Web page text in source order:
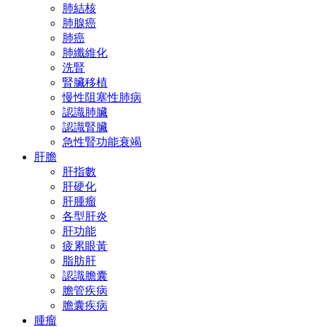
肺結核
肺腺癌
肺癌
肺纖維化
洗腎
腎臟移植
慢性阻塞性肺病
認識肺臟
認識腎臟
急性腎功能衰竭
肝膽
肝指數
肝硬化
肝腫瘤
各型肝炎
肝功能
疲累眼黃
脂肪肝
認識膽囊
膽管疾病
膽囊疾病
腫瘤